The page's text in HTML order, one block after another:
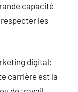
capacité
respecter les
digital:
carrière est la